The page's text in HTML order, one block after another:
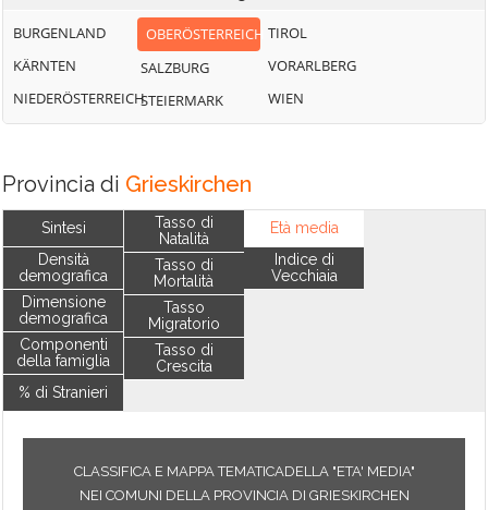
BURGENLAND
KÄRNTEN
NIEDERÖSTERREICH
OBERÖSTERREICH
SALZBURG
STEIERMARK
TIROL
VORARLBERG
WIEN
Provincia di Grieskirchen
Sintesi
Densità
demografica
Dimensione
demografica
Componenti
della famiglia
% di Stranieri
Tasso di
Natalità
Tasso di
Mortalità
Tasso
Migratorio
Tasso di
Crescita
Età media
Indice di
Vecchiaia
CLASSIFICA E MAPPA TEMATICADELLA "ETA' MEDIA"
NEI COMUNI DELLA PROVINCIA DI GRIESKIRCHEN